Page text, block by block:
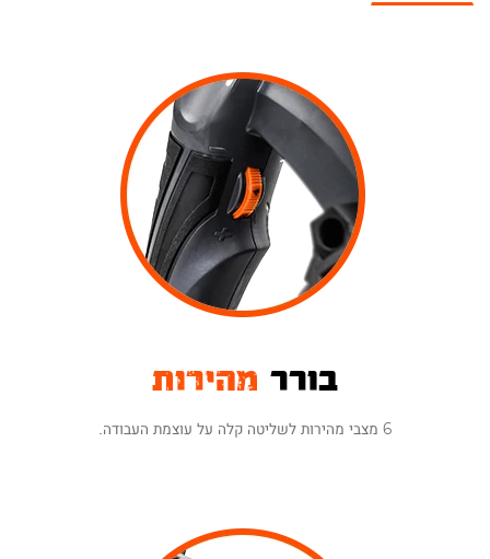
הזנת פרטי האחריות באתר(בכפוף לתקנון).
בורר מהירות
6 מצבי מהירות לשליטה קלה על עוצמת העבודה.